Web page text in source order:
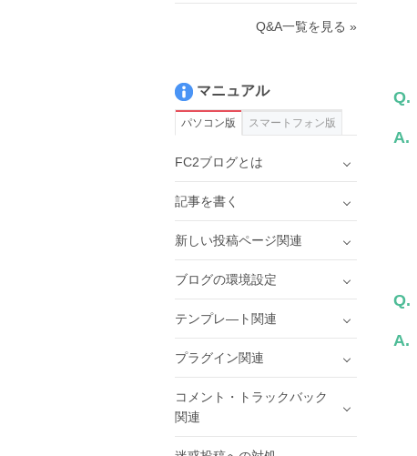
Q.
A.
Q.
A.
Q&A一覧を見る »
マニュアル
パソコン版 スマートフォン版
FC2ブログとは
記事を書く
新しい投稿ページ関連
ブログの環境設定
テンプレ―ト関連
プラグイン関連
コメント・トラックバック
関連